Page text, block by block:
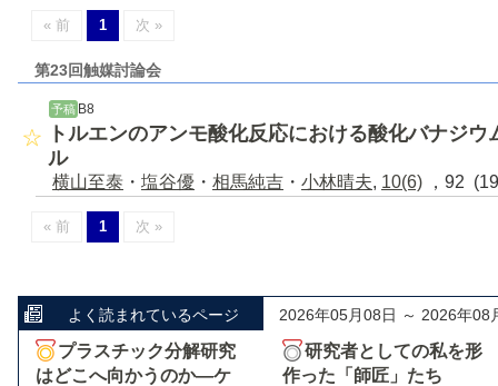
« 前 1 次 »
第23回触媒討論会
予稿 B8
トルエンのアンモ酸化反応における酸化バナジ
ル
横山至泰 ・ 塩谷優 ・ 相馬純吉 ・ 小林晴夫, 10(6) ，92
« 前 1 次 »
よく読まれているページ 2026年05月08日 ～ 2026年08
プラスチック分解研究
はどこへ向かうのか―ケ
研究者としての私を形
作った「師匠」たち